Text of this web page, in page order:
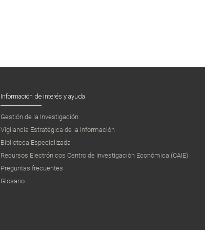
Información de interés y ayuda
Gestión de la Investigación
Vigilancia Estratégica de la Información
Biblioteca Especializada
Recursos Electrónicos Centro de Investigación Económica (CAIE)
Preguntas frecuentes
Glosario